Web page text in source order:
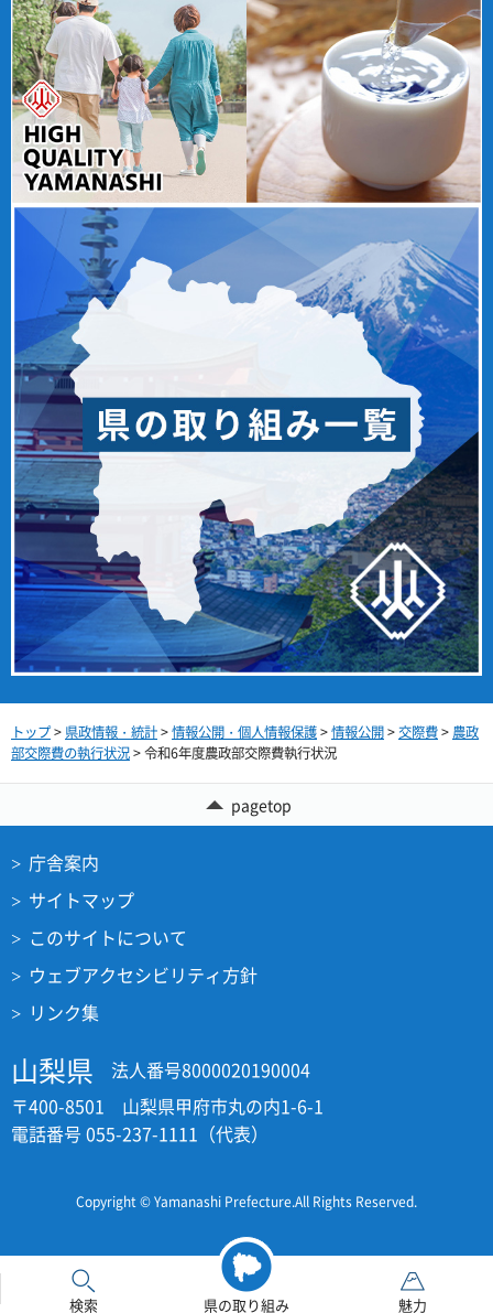
検索 県の取り組み 魅力
トップ> 県政情報・統計>情報公開・個人情報保護>情報公開>交際費> 農政
部交際費の執行状況> 令和6年度農政部交際費執行状況
pagetop
庁舎案内
サイトマップ
このサイトについて
ウェブアクセシビリティ方針
リンク集
山梨県
法人番号8000020190004
〒400-8501 山梨県甲府市丸の内1-6-1
電話番号 055-237-1111（代表）
Copyright © Yamanashi Prefecture.All Rights Reserved.